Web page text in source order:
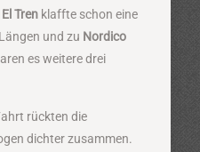
El Trenklaffte schon eine
und zu Nordico
es weitere drei
rückten die
dichter zusammen.